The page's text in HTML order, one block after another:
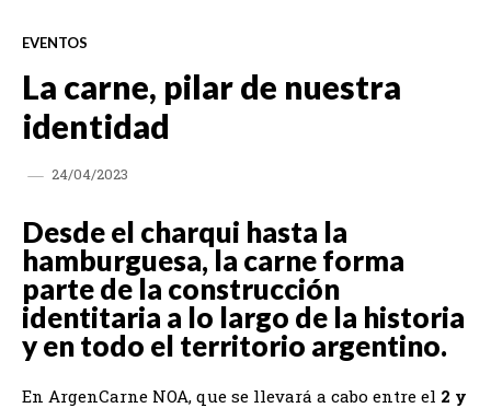
EVENTOS
La carne, pilar de nuestra
identidad
24/04/2023
Desde el charqui hasta la
hamburguesa, la carne forma
parte de la construcción
identitaria a lo largo de la historia
y en todo el territorio argentino.
En ArgenCarne NOA, que se llevará a cabo entre el 2 y